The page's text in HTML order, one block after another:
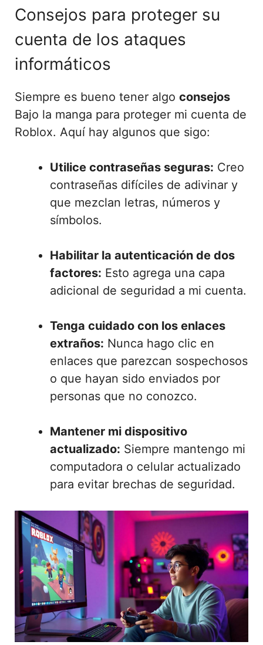
Consejos para proteger su
cuenta de los ataques
informáticos
Siempre es bueno tener algo consejos
Bajo la manga para proteger mi cuenta de
Roblox. Aquí hay algunos que sigo:
Utilice contraseñas seguras: Creo
contraseñas difíciles de adivinar y
que mezclan letras, números y
símbolos.
Habilitar la autenticación de dos
factores: Esto agrega una capa
adicional de seguridad a mi cuenta.
Tenga cuidado con los enlaces
extraños: Nunca hago clic en
enlaces que parezcan sospechosos
o que hayan sido enviados por
personas que no conozco.
Mantener mi dispositivo
actualizado: Siempre mantengo mi
computadora o celular actualizado
para evitar brechas de seguridad.